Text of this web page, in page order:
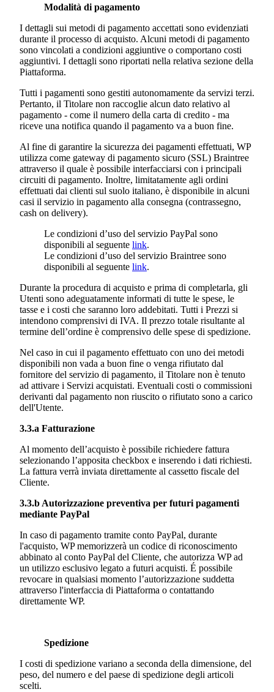
Modalità di pagamento
I dettagli sui metodi di pagamento accettati sono evidenziati
durante il processo di acquisto. Alcuni metodi di pagamento
sono vincolati a condizioni aggiuntive o comportano costi
aggiuntivi. I dettagli sono riportati nella relativa sezione della
Piattaforma.
Tutti i pagamenti sono gestiti autonomamente da servizi terzi.
Pertanto, il Titolare non raccoglie alcun dato relativo al
pagamento - come il numero della carta di credito - ma
riceve una notifica quando il pagamento va a buon fine.
Al fine di garantire la sicurezza dei pagamenti effettuati, WP
utilizza come gateway di pagamento sicuro (SSL) Braintree
attraverso il quale è possibile interfacciarsi con i principali
circuiti di pagamento. Inoltre, limitatamente agli ordini
effettuati dai clienti sul suolo italiano, è disponibile in alcuni
casi il servizio in pagamento alla consegna (contrassegno,
cash on delivery).
Le condizioni d’uso del servizio PayPal sono
disponibili al seguente link.
Le condizioni d’uso del servizio Braintree sono
disponibili al seguente link.
Durante la procedura di acquisto e prima di completarla, gli
Utenti sono adeguatamente informati di tutte le spese, le
tasse e i costi che saranno loro addebitati. Tutti i Prezzi si
intendono comprensivi di IVA. Il prezzo totale risultante al
termine dell’ordine è comprensivo delle spese di spedizione.
Nel caso in cui il pagamento effettuato con uno dei metodi
disponibili non vada a buon fine o venga rifiutato dal
fornitore del servizio di pagamento, il Titolare non è tenuto
ad attivare i Servizi acquistati. Eventuali costi o commissioni
derivanti dal pagamento non riuscito o rifiutato sono a carico
dell'Utente.
3.3.a Fatturazione
Al momento dell’acquisto è possibile richiedere fattura
selezionando l’apposita checkbox e inserendo i dati richiesti.
La fattura verrà inviata direttamente al cassetto fiscale del
Cliente.
3.3.b Autorizzazione preventiva per futuri pagamenti
mediante PayPal
In caso di pagamento tramite conto PayPal, durante
l'acquisto, WP memorizzerà un codice di riconoscimento
abbinato al conto PayPal del Cliente, che autorizza WP ad
un utilizzo esclusivo legato a futuri acquisti. É possibile
revocare in qualsiasi momento l’autorizzazione suddetta
attraverso l'interfaccia di Piattaforma o contattando
direttamente WP.
Spedizione
I costi di spedizione variano a seconda della dimensione, del
peso, del numero e del paese di spedizione degli articoli
scelti.